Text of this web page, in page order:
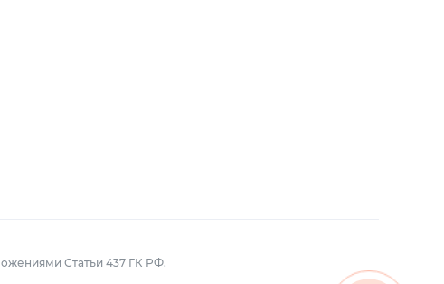
Статьи 437 ГК РФ.